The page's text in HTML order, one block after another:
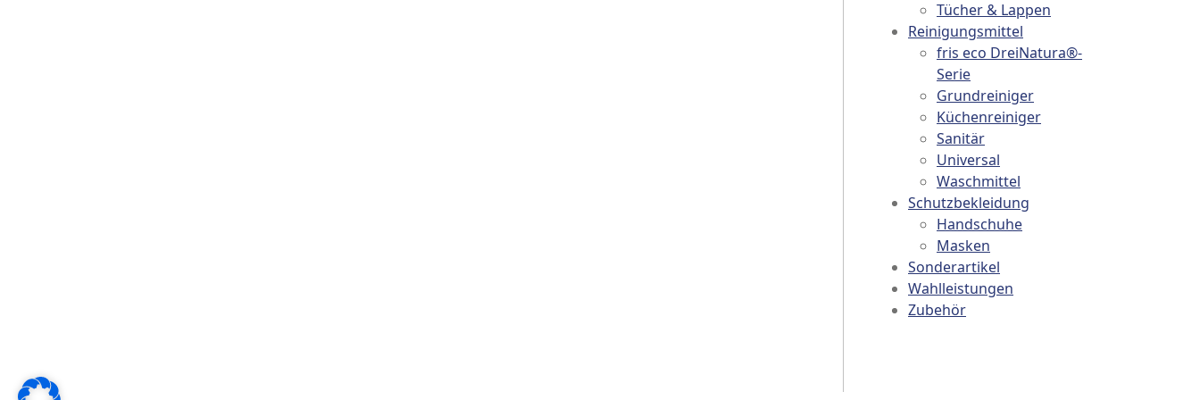
Tücher & Lappen
Reinigungsmittel
fris eco DreiNatura®-
Serie
Grundreiniger
Küchenreiniger
Sanitär
Universal
Waschmittel
Schutzbekleidung
Handschuhe
Masken
Sonderartikel
Wahlleistungen
Zubehör